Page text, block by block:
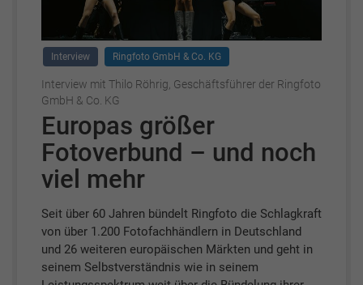
Interview Ringfoto GmbH & Co. KG
Interview mit Thilo Röhrig, Geschäftsführer der Ringfoto
GmbH & Co. KG
Europas größer
Fotoverbund – und noch
viel mehr
Seit über 60 Jahren bündelt Ringfoto die Schlagkraft
von über 1.200 Fotofachhändlern in Deutschland
und 26 weiteren europäischen Märkten und geht in
seinem Selbstverständnis wie in seinem